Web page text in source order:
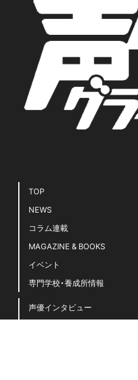
TOP
NEWS
コラム連載
MAGAZINE & BOOKS
イベント
専門学校・養成所情報
声優インタビュー